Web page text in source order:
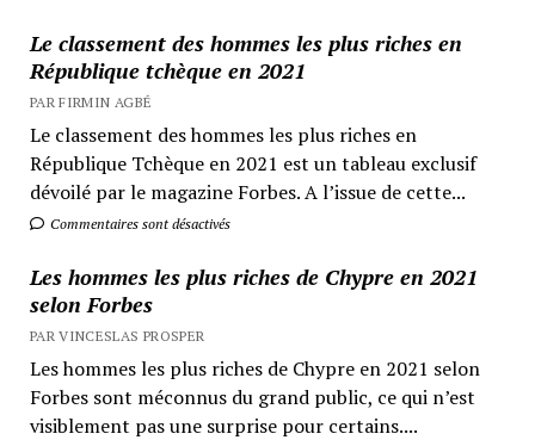
Le classement des hommes les plus riches en
République tchèque en 2021
PAR FIRMIN AGBÉ
Le classement des hommes les plus riches en
République Tchèque en 2021 est un tableau exclusif
dévoilé par le magazine Forbes. A l’issue de cette...
Commentaires sont désactivés
Les hommes les plus riches de Chypre en 2021
selon Forbes
PAR VINCESLAS PROSPER
Les hommes les plus riches de Chypre en 2021 selon
Forbes sont méconnus du grand public, ce qui n’est
visiblement pas une surprise pour certains....